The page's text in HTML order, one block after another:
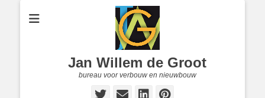
Jan Willem de Groot
bureau voor verbouw en nieuwbouw
Twitter
E-
LinkedIn
Pinterest